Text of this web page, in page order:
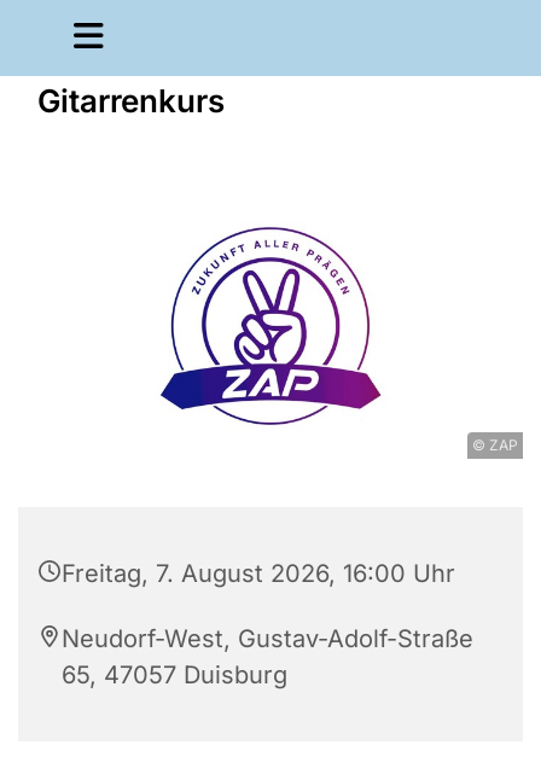
Gitarrenkurs
© ZAP
Freitag, 7. August 2026, 16:00 Uhr
Neudorf-West, Gustav-Adolf-Straße
65, 47057 Duisburg